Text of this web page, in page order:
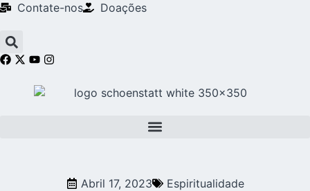
Contate-nos
Doações
Abril 17, 2023 Espiritualidade